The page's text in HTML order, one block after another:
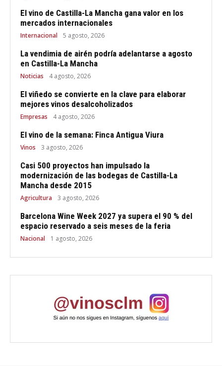
El vino de Castilla-La Mancha gana valor en los
mercados internacionales
Internacional 5 agosto, 2026
La vendimia de airén podría adelantarse a agosto
en Castilla-La Mancha
Noticias 4 agosto, 2026
El viñedo se convierte en la clave para elaborar
mejores vinos desalcoholizados
Empresas 4 agosto, 2026
El vino de la semana: Finca Antigua Viura
Vinos 3 agosto, 2026
Casi 500 proyectos han impulsado la
modernización de las bodegas de Castilla-La
Mancha desde 2015
Agricultura 3 agosto, 2026
Barcelona Wine Week 2027 ya supera el 90 % del
espacio reservado a seis meses de la feria
Nacional 1 agosto, 2026